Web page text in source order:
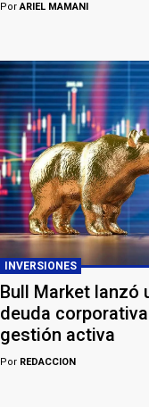
PorARIEL MAMANI
INVERSIONES
Bull Market lanzó
deuda
gestión activa
Por REDACCION